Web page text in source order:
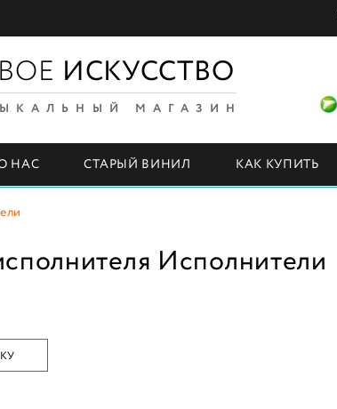
ИСКУССТВО
МАГАЗИН
НАС СТАРЫЙ ВИНИЛ КАК КУПИТЬ
Исполнители